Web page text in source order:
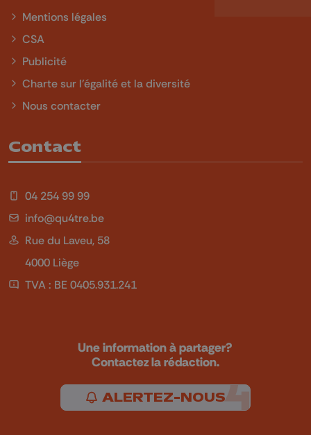
Mentions légales
CSA
Publicité
Charte sur l'égalité et la diversité
Nous contacter
Contact
04 254 99 99
info@qu4tre.be
Rue du Laveu, 58
4000 Liège
TVA : BE 0405.931.241
Une information à partager?
Contactez la rédaction.
ALERTEZ-NOUS